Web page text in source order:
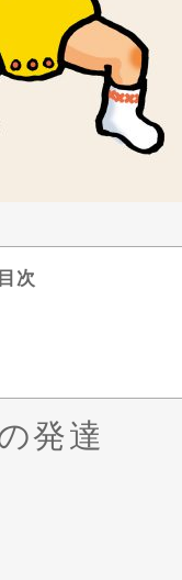
目次
発達